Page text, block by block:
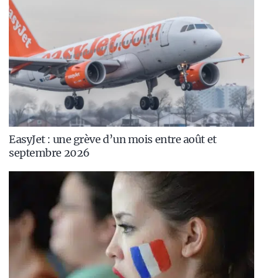
EasyJet : une grève d’un mois entre août et
septembre 2026